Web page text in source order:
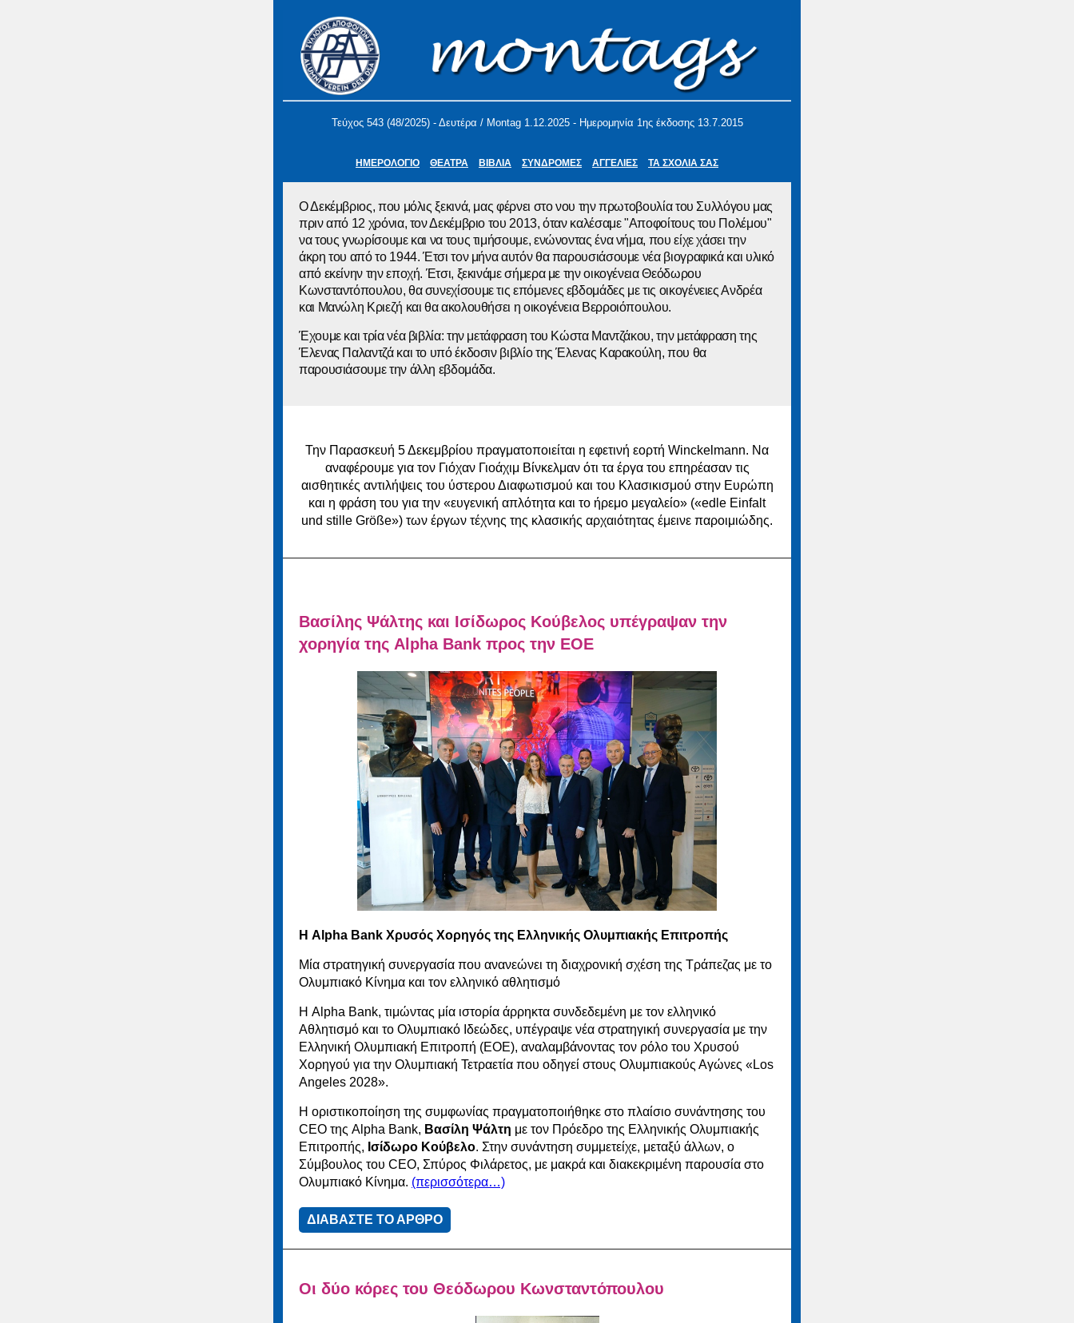
Τεύχος 543 (48/2025) - Δευτέρα / Montag 1.12.2025 - Ημερομηνία 1ης έκδοσης 13.7.2015
ΗΜΕΡΟΛΟΓΙΟ ΘΕΑΤΡΑ ΒΙΒΛΙΑ ΣΥΝΔΡΟΜΕΣ ΑΓΓΕΛΙΕΣ ΤΑ ΣΧΟΛΙΑ ΣΑΣ
Ο Δεκέμβριος, που μόλις ξεκινά, μας φέρνει στο νου την πρωτοβουλία του Συλλόγου μας
πριν από 12 χρόνια, τον Δεκέμβριο του 2013, όταν καλέσαμε "Αποφοίτους του Πολέμου"
να τους γνωρίσουμε και να τους τιμήσουμε, ενώνοντας ένα νήμα, που είχε χάσει την
άκρη του από το 1944. Έτσι τον μήνα αυτόν θα παρουσιάσουμε νέα βιογραφικά και υλικό
από εκείνην την εποχή. Έτσι, ξεκινάμε σήμερα με την οικογένεια Θεόδωρου
Κωνσταντόπουλου, θα συνεχίσουμε τις επόμενες εβδομάδες με τις οικογένειες Ανδρέα
και Μανώλη Κριεζή και θα ακολουθήσει η οικογένεια Βερροιόπουλου.
Έχουμε και τρία νέα βιβλία: την μετάφραση του Κώστα Μαντζάκου, την μετάφραση της
Έλενας Παλαντζά και το υπό έκδοσιν βιβλίο της Έλενας Καρακούλη, που θα
παρουσιάσουμε την άλλη εβδομάδα.
Την Παρασκευή 5 Δεκεμβρίου πραγματοποιείται η εφετινή εορτή Winckelmann. Να
αναφέρουμε για τον Γιόχαν Γιοάχιμ Βίνκελμαν ότι τα έργα του επηρέασαν τις
αισθητικές αντιλήψεις του ύστερου Διαφωτισμού και του Κλασικισμού στην Ευρώπη
και η φράση του για την «ευγενική απλότητα και το ήρεμο μεγαλείο» («edle Einfalt
und stille Größe») των έργων τέχνης της κλασικής αρχαιότητας έμεινε παροιμιώδης.
Βασίλης Ψάλτης και Ισίδωρος Κούβελος υπέγραψαν την
χορηγία της Alpha Bank προς την ΕΟΕ
Η Alpha Bank Χρυσός Χορηγός της Ελληνικής Ολυμπιακής Επιτροπής
Μία στρατηγική συνεργασία που ανανεώνει τη διαχρονική σχέση της Τράπεζας με το
Ολυμπιακό Κίνημα και τον ελληνικό αθλητισμό
Η Alpha Bank, τιμώντας μία ιστορία άρρηκτα συνδεδεμένη με τον ελληνικό
Αθλητισμό και το Ολυμπιακό Ιδεώδες, υπέγραψε νέα στρατηγική συνεργασία με την
Ελληνική Ολυμπιακή Επιτροπή (ΕΟΕ), αναλαμβάνοντας τον ρόλο του Χρυσού
Χορηγού για την Ολυμπιακή Τετραετία που οδηγεί στους Ολυμπιακούς Αγώνες «Los
Angeles 2028».
Η οριστικοποίηση της συμφωνίας πραγματοποιήθηκε στο πλαίσιο συνάντησης του
CEO της Alpha Bank, Βασίλη Ψάλτη με τον Πρόεδρο της Ελληνικής Ολυμπιακής
Επιτροπής, Ισίδωρο Κούβελο. Στην συνάντηση συμμετείχε, μεταξύ άλλων, ο
Σύμβουλος του CEO, Σπύρος Φιλάρετος, με μακρά και διακεκριμένη παρουσία στο
Ολυμπιακό Κίνημα. (περισσότερα…)
ΔΙΑΒΑΣΤΕ ΤΟ ΑΡΘΡΟ
Οι δύο κόρες του Θεόδωρου Κωνσταντόπουλου